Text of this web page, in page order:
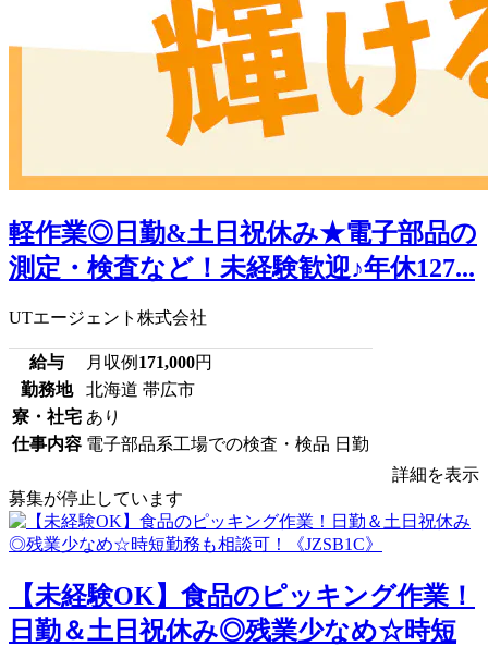
軽作業◎日勤&土日祝休み★電子部品の
測定・検査など！未経験歓迎♪年休127...
UTエージェント株式会社
給与 月収例 171,000円
勤務地
北海道 帯広市
寮・社宅 あり
仕事内容 電子部品系工場での検査・検品 日勤
詳細を表示
募集が停止しています
【未経験OK】食品のピッキング作業！
日勤＆土日祝休み◎残業少なめ☆時短